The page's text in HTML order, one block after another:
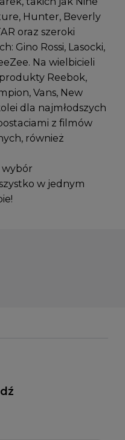
Hunter, Beverly
oraz szeroki
Gino Rossi, Lasocki,
Na wielbicieli
Reebok,
Vans, New
dla najmłodszych
z filmów
również
wybór
w jednym